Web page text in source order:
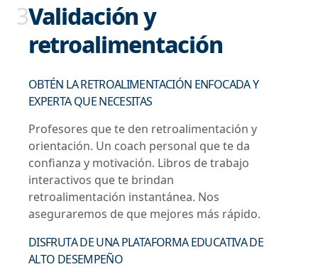
3Validación y
retroalimentación
OBTÉN LA RETROALIMENTACIÓN ENFOCADA Y
EXPERTA QUE NECESITAS
Profesores que te den retroalimentación y
orientación. Un coach personal que te da
confianza y motivación. Libros de trabajo
interactivos que te brindan
retroalimentación instantánea. Nos
aseguraremos de que mejores más rápido.
DISFRUTA DE UNA PLATAFORMA EDUCATIVA DE
ALTO DESEMPEÑO